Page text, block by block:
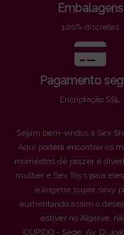
Embalagens
100% discretas
Pagamento
Encriptação SSL
Sejam bem-vindos à Sex
Aqui poderá encontrar os
momentos de prazer e
mulher e Sex Toys para
e lingerie super sexy
aumentando assim o
estiver no Algarve,
CUPIDO - Sede: Av. D.